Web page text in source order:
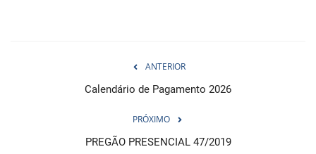
ANTERIOR
Calendário de Pagamento 2026
PRÓXIMO
PREGÃO PRESENCIAL 47/2019